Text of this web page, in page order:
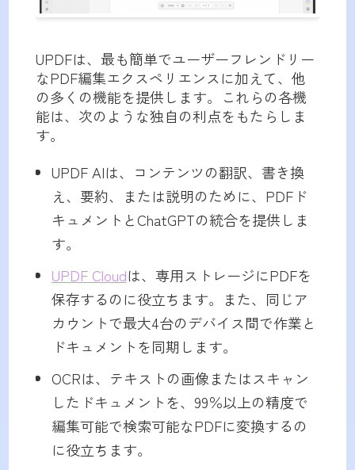
UPDFは、最も簡単でユーザーフレンドリー
なPDF編集エクスペリエンスに加えて、他
の多くの機能を提供します。これらの各機
能は、次のような独自の利点をもたらしま
す。
UPDF AIは、コンテンツの翻訳、書き換
え、要約、または説明のために、PDFド
キュメントとChatGPTの統合を提供しま
す。
UPDF Cloudは、専用ストレージにPDFを
保存するのに役立ちます。また、同じア
カウントで最大4台のデバイス間で作業と
ドキュメントを同期します。
OCRは、テキストの画像またはスキャン
したドキュメントを、99％以上の精度で
編集可能で検索可能なPDFに変換するの
に役立ちます。